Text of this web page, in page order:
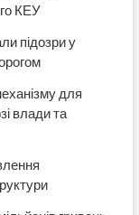
КЕУ
підозри у
для
влади та